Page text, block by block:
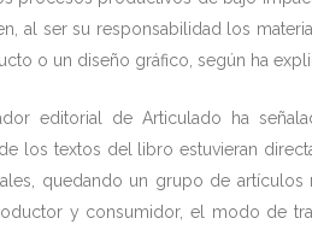
al ser su responsabilidad los
o un diseño gráfico, según ha
editorial de Articulado ha
los textos del libro estuvieran
quedando un grupo de artículos
y consumidor, el modo de